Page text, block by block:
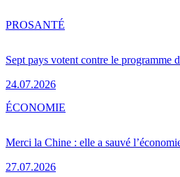
Sept pays votent contre le programme
24.07.2026
PROSANTÉ
Merci la Chine : elle a sauvé
27.07.2026
ÉCONOMIE